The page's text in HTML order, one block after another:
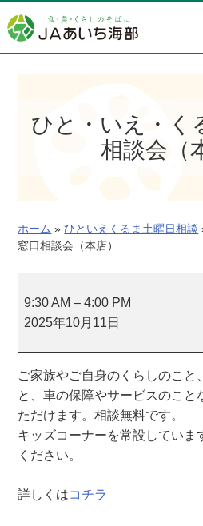
容
を
ひと・いえ・く
相談会（
ホーム » ひといえくるま土曜日相談
窓口相談会（本店）
と
・
・
く
る
ま
土
窓
9:30 AM –4:00 PM
2025年10月11日
ご家族やご自身のくらしのこと
と、車の保障やサービスのこと
ただけます。相談無料です。
キッズコーナーを常設していま
ください。
詳しくはコチラ